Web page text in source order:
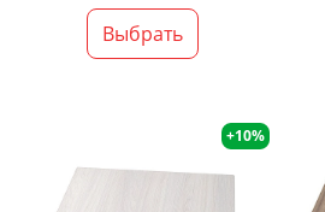
Выбрать
+10%